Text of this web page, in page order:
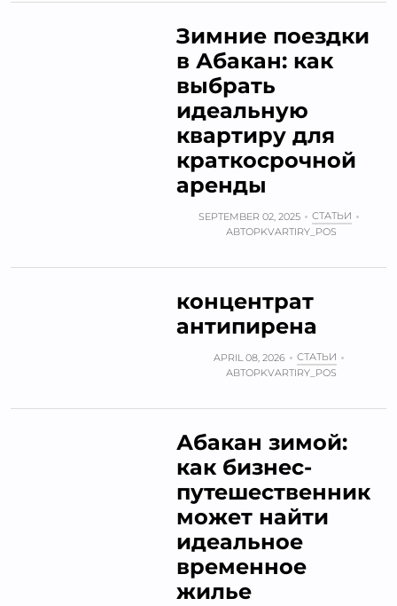
Зимние поездки
в Абакан: как
выбрать
идеальную
квартиру для
краткосрочной
аренды
SEPTEMBER 02, 2025
СТАТЬИ
АВТОРKVARTIRY_POS
концентрат
антипирена
APRIL 08, 2026
СТАТЬИ
АВТОРKVARTIRY_POS
Абакан зимой:
как бизнес-
путешественник
может найти
идеальное
временное
жилье